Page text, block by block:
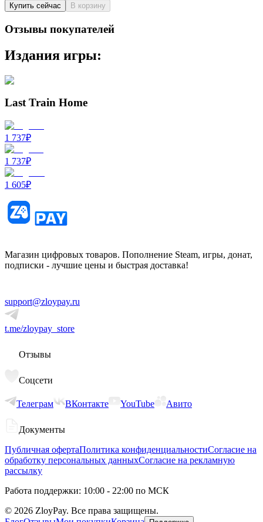
Купить сейчас В корзину
Отзывы покупателей
Издания игры:
Last Train Home
1 737₽
1 737₽
1 605₽
Магазин цифровых товаров. Пополнение Steam, игры, донат,
подписки - лучшие цены и быстрая доставка!
support@zloypay.ru
t.me/zloypay_store
Отзывы
Соцсети
Телеграм ВКонтакте YouTube Авито
Документы
Публичная офертаПолитика конфиденциальностиСогласие на
обработку персональных данныхСогласие на рекламную
рассылку
Работа поддержки: 10:00 - 22:00 по МСК
© 2026 ZloyPay. Все права защищены.